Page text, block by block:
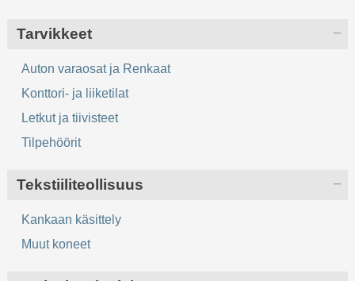
Tarvikkeet
Auton varaosat ja Renkaat
Konttori- ja liiketilat
Letkut ja tiivisteet
Tilpehöörit
Tekstiiliteollisuus
Kankaan käsittely
Muut koneet